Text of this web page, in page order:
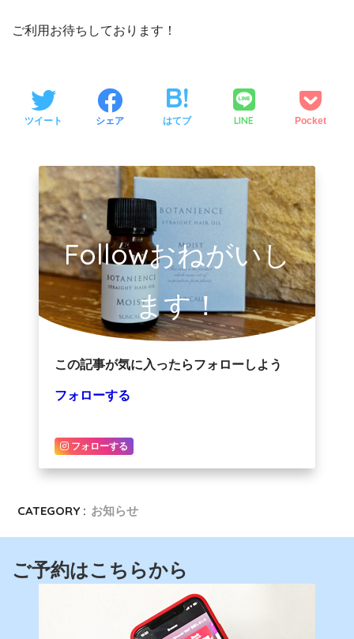
ご利用お待ちしております！
ツイート シェア はてブ LINE Pocket
Followおねがいし
ます！
この記事が気に入ったらフォローしよう
フォローする
フォローする
CATEGORY : お知らせ
ご予約はこちらから